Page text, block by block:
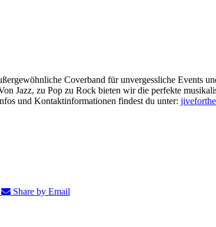
Coverband für unvergessliche Events
Jazz, zu Pop zu Rock bieten wir die perfekte
und Kontaktinformationen findest du unter:
Share by Email